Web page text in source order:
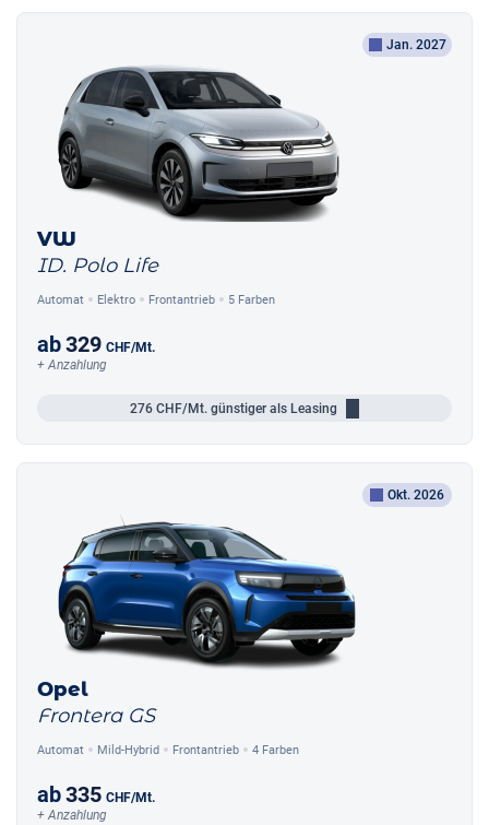
Jan. 2027
VW
ID. Polo Life
Automat Elektro Frontantrieb 5 Farben
ab329 CHF/Mt.
+ Anzahlung
276 CHF/Mt. günstiger als Leasing
Okt. 2026
Opel
Frontera GS
Automat Mild-Hybrid Frontantrieb 4 Farben
ab335 CHF/Mt.
+ Anzahlung